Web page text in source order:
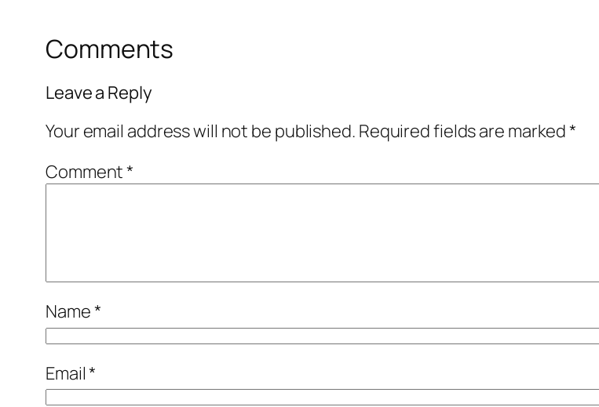
Comments
Leave a Reply
Your email address will not be published. Required fields are marked*
Comment*
Name*
Email*